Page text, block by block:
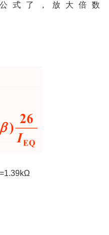
式了，放大倍数
=1.39kΩ